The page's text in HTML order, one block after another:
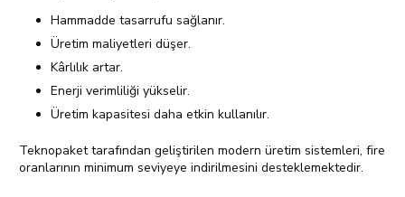
Hammadde tasarrufu sağlanır.
Üretim maliyetleri düşer.
Kârlılık artar.
Enerji verimliliği yükselir.
Üretim kapasitesi daha etkin kullanılır.
Teknopaket tarafından geliştirilen modern üretim sistemleri, fire
oranlarının minimum seviyeye indirilmesini desteklemektedir.